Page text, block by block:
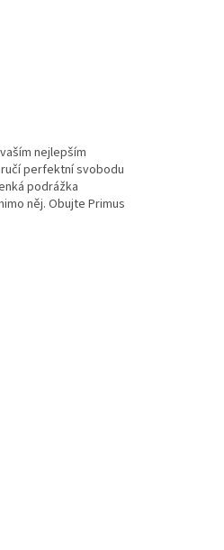
nejlepším
perfektní svobodu
podrážka
něj. Obujte Primus